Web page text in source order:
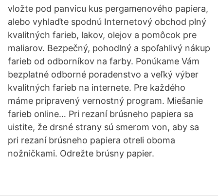
vložte pod panvicu kus pergamenového papiera,
alebo vyhlaďte spodnú Internetový obchod plný
kvalitných farieb, lakov, olejov a pomôcok pre
maliarov. Bezpečný, pohodlný a spoľahlivý nákup
farieb od odborníkov na farby. Ponúkame Vám
bezplatné odborné poradenstvo a veľký výber
kvalitných farieb na internete. Pre každého
máme pripravený vernostný program. Miešanie
farieb online… Pri rezaní brúsneho papiera sa
uistite, že drsné strany sú smerom von, aby sa
pri rezaní brúsneho papiera otreli oboma
nožničkami. Odrežte brúsny papier.